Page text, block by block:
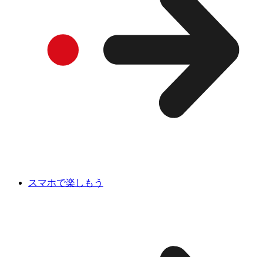
スマホで楽しもう